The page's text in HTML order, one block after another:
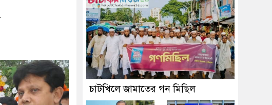
চাটখিলে জামাতের গন মিছিল